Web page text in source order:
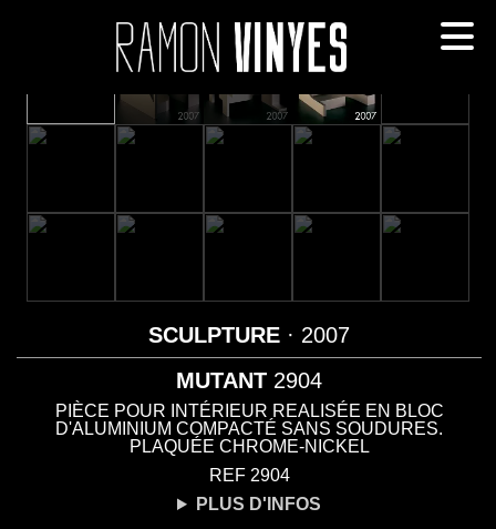
SCULPTURE · 2007
MUTANT 2904
PIÈCE POUR INTÉRIEUR REALISÉE EN BLOC
D'ALUMINIUM COMPACTÉ SANS SOUDURES.
PLAQUÉE CHROME-NICKEL
REF 2904
PLUS D'INFOS